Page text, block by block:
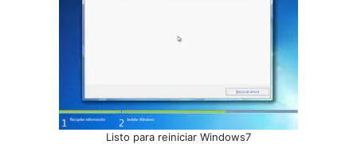
Listo para reiniciar Windows7